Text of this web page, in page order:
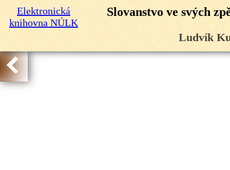
Elektronická
knihovna NÚLK
Slovanstvo ve svých
Ludvík